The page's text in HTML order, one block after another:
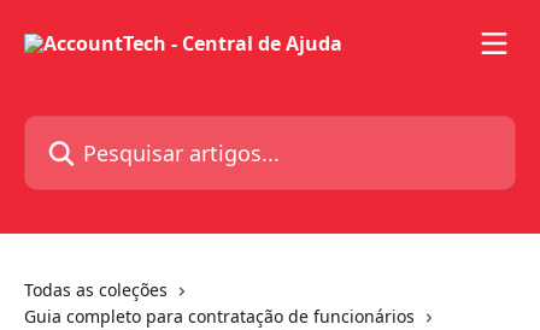
Pesquisar artigos...
Todas as coleções
Guia completo para contratação de funcionários